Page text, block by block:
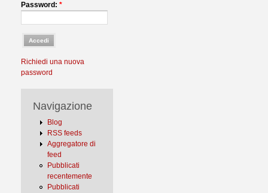
Password: *
Richiedi una nuova
password
Navigazione
Blog
RSS feeds
Aggregatore di
feed
Pubblicati
recentemente
Pubblicati